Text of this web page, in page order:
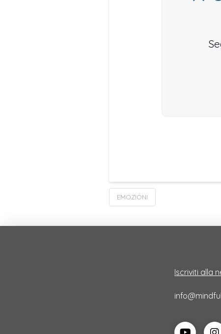
EMOZIONI
Iscriviti alla